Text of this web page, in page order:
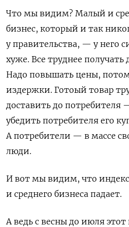
Что мы видим? Малый и
бизнес, который и так
у правительства, — у него
хуже. Все труднее получать
Надо повышать цены,
издержки. Готоый товар
доставить до потребителя
убедить потребителя его
А потребители — в массе
люди.
И вот мы видим, что
и среднего бизнеса падает.
А ведь с весны до июля этот